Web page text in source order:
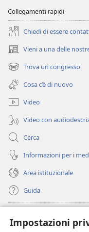
Impostazioni
Collegamenti rapidi
Chiedi di essere
Vieni a una delle
(apre
una
nuova
finestra)
Trova un congresso
(apre
una
nuova
finestra)
Cosa c’è di nuovo
Video
Video con
Cerca
Informazioni per i
Area istituzionale
Guida
(apre
una